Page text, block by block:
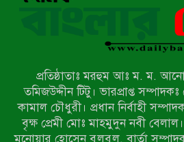
নন্দীগ্রামে
চলাচলে চরম
নাটোরের পাটুলে
স্কুলছাত্রের
প্রতিষ্ঠাতাঃ মরহুম আঃ ম. ম.
তমিজউদ্দীন টিটু। ভারপ্রাপ্ত
কামাল চৌধুরী। প্রধান নির্বাহী
বৃক্ষ প্রেমী মোঃ মাহমুদুন নবী
মনোয়ার হোসেন বুলবুল, বার্তা